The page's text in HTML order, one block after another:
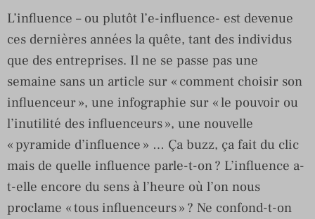
L’influence – ou plutôt l’e-influence- est devenue
ces dernières années la quête, tant des individus
que des entreprises. Il ne se passe pas une
semaine sans un article sur « comment choisir son
influenceur », une infographie sur « le pouvoir ou
l’inutilité des influenceurs », une nouvelle
« pyramide d’influence » … Ça buzz, ça fait du clic
mais de quelle influence parle-t-on ? L’influence a-
t-elle encore du sens à l’heure où l’on nous
proclame « tous influenceurs » ? Ne confond-t-on